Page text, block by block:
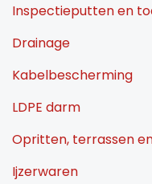
Inspectieputten en
Drainage
Kabelbescherming
LDPE darm
Opritten, terrassen
Ijzerwaren